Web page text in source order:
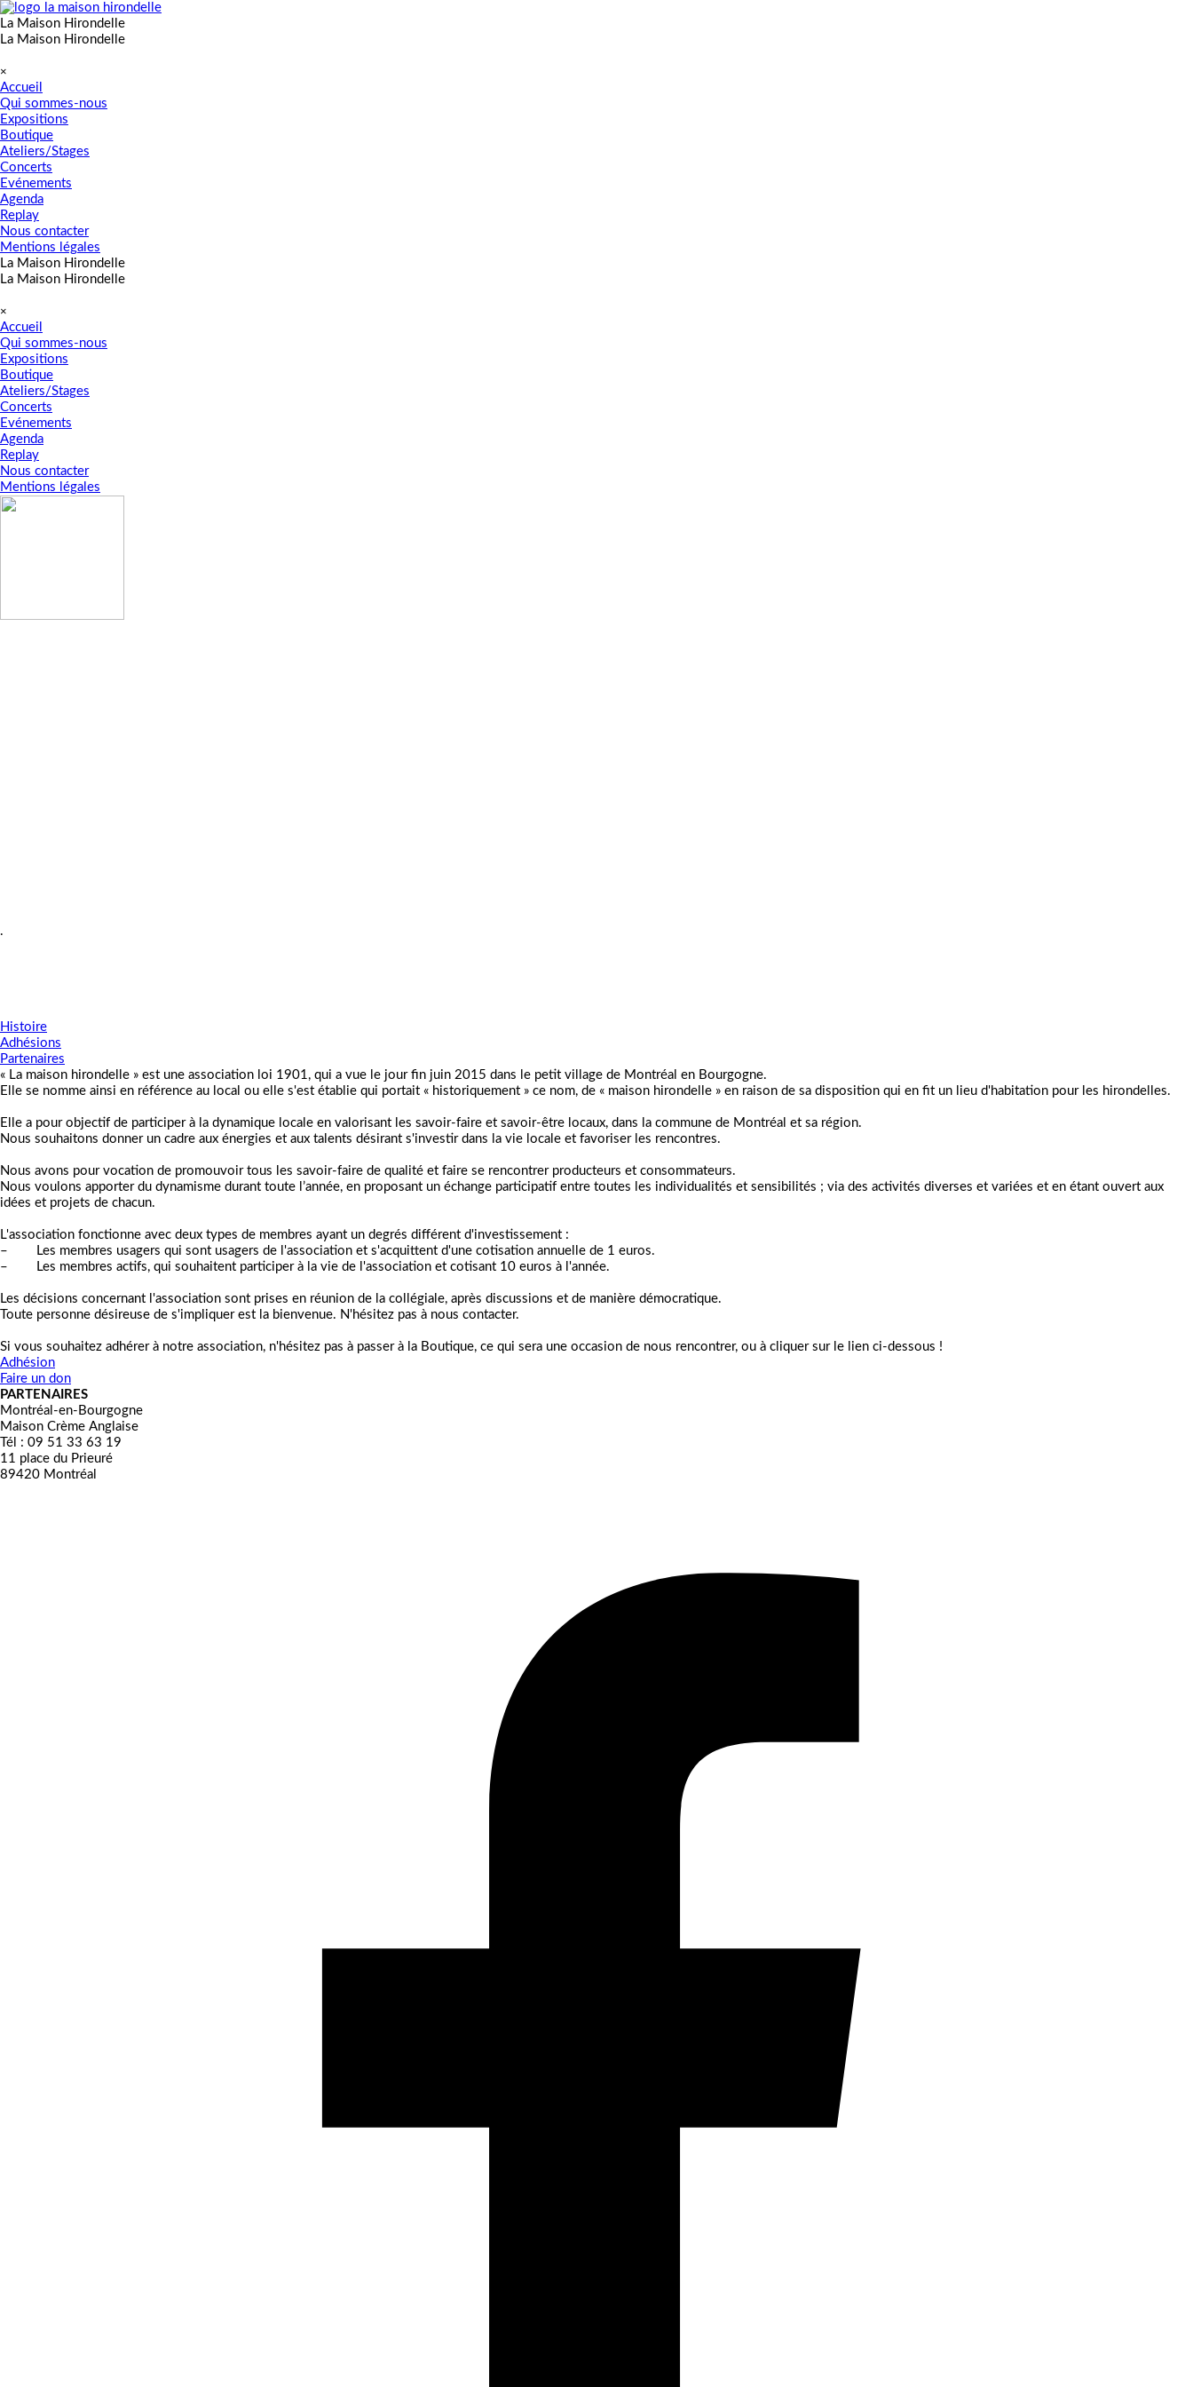
Aller au contenu
La Maison Hirondelle
La Maison Hirondelle
×
Accueil
Qui sommes-nous
Expositions
Boutique
Ateliers/Stages
Concerts
Evénements
Agenda
Replay
Nous contacter
Mentions légales
La Maison Hirondelle
La Maison Hirondelle
×
Accueil
Qui sommes-nous
Expositions
Boutique
Ateliers/Stages
Concerts
Evénements
Agenda
Replay
Nous contacter
Mentions légales
.
Histoire
Adhésions
Partenaires
« La maison hirondelle » est une association loi 1901, qui a vue le jour fin juin 2015 dans le petit village de Montréal en Bourgogne.
Elle se nomme ainsi en référence au local ou elle s'est établie qui portait « historiquement » ce nom, de « maison hirondelle » en raison de sa disposition qui en fit un lieu d'habitation pour les hirondelles.
Elle a pour objectif de participer à la dynamique locale en valorisant les savoir-faire et savoir-être locaux, dans la commune de Montréal et sa région.
Nous souhaitons donner un cadre aux énergies et aux talents désirant s'investir dans la vie locale et favoriser les rencontres.
Nous avons pour vocation de promouvoir tous les savoir-faire de qualité et faire se rencontrer producteurs et consommateurs.
Nous voulons apporter du dynamisme durant toute l’année, en proposant un échange participatif entre toutes les individualités et sensibilités ; via des activités diverses et variées et en étant ouvert aux
idées et projets de chacun.
L'association fonctionne avec deux types de membres ayant un degrés différent d'investissement :
– Les membres usagers qui sont usagers de l'association et s'acquittent d'une cotisation annuelle de 1 euros.
– Les membres actifs, qui souhaitent participer à la vie de l'association et cotisant 10 euros à l'année.
Les décisions concernant l'association sont prises en réunion de la collégiale, après discussions et de manière démocratique.
Toute personne désireuse de s'impliquer est la bienvenue. N'hésitez pas à nous contacter.
Si vous souhaitez adhérer à notre association, n'hésitez pas à passer à la Boutique, ce qui sera une occasion de nous rencontrer, ou à cliquer sur le lien ci-dessous !
Adhésion
Faire un don
PARTENAIRES
Montréal-en-Bourgogne
Maison Crème Anglaise
Tél : 09 51 33 63 19
11 place du Prieuré
89420 Montréal